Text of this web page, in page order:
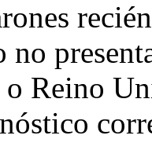
no
Reino